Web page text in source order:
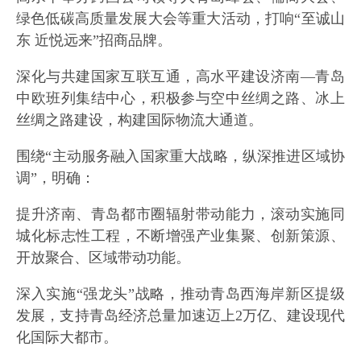
绿色低碳高质量发展大会等重大活动，打响“至诚山
东 近悦远来”招商品牌。
深化与共建国家互联互通，高水平建设济南—青岛
中欧班列集结中心，积极参与空中丝绸之路、冰上
丝绸之路建设，构建国际物流大通道。
围绕“主动服务融入国家重大战略，纵深推进区域协
调”，明确：
提升济南、青岛都市圈辐射带动能力，滚动实施同
城化标志性工程，不断增强产业集聚、创新策源、
开放聚合、区域带动功能。
深入实施“强龙头”战略，推动青岛西海岸新区提级
发展，支持青岛经济总量加速迈上2万亿、建设现代
化国际大都市。